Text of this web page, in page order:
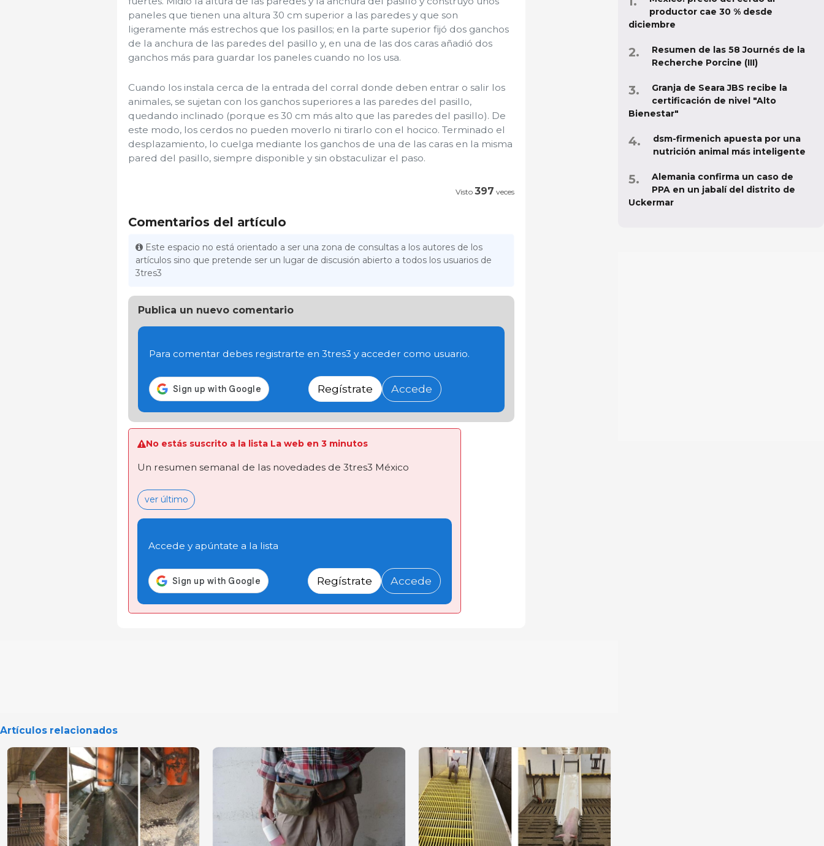
paneles que tienen una altura 30 cm superior a las paredes y que son
ligeramente más estrechos que los pasillos; en la parte superior fijó dos ganchos
de la anchura de las paredes del pasillo y, en una de las dos caras añadió dos
ganchos más para guardar los paneles cuando no los usa.
Cuando los instala cerca de la entrada del corral donde deben entrar o salir los
animales, se sujetan con los ganchos superiores a las paredes del pasillo,
quedando inclinado (porque es 30 cm más alto que las paredes del pasillo). De
este modo, los cerdos no pueden moverlo ni tirarlo con el hocico. Terminado el
desplazamiento, lo cuelga mediante los ganchos de una de las caras en la misma
pared del pasillo, siempre disponible y sin obstaculizar el paso.
Visto 397 veces
Comentarios del artículo
Este espacio no está orientado a ser una zona de consultas a los autores de los
artículos sino que pretende ser un lugar de discusión abierto a todos los usuarios de
3tres3
Publica un nuevo comentario
Para comentar debes registrarte en 3tres3 y acceder como usuario.
Regístrate Accede
No estás suscrito a la lista La web en 3 minutos
Un resumen semanal de las novedades de 3tres3 México
ver último
Accede y apúntate a la lista
Regístrate Accede
Artículos relacionados
productor cae 30 % desde
diciembre
Resumen de las 58 Journés de la
Recherche Porcine (III)
Granja de Seara JBS recibe la
certificación de nivel "Alto
Bienestar"
dsm-firmenich apuesta por una
nutrición animal más inteligente
Alemania confirma un caso de
PPA en un jabalí del distrito de
Uckermar